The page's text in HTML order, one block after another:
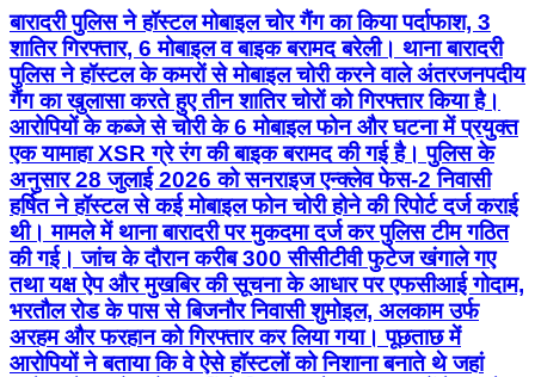
एक यामाहा XSR ग्रे रंग की बाइक बरामद की गई है। पुलिस के
अनुसार 28 जुलाई 2026 को सनराइज एन्क्लेव फेस-2 निवासी
हर्षित ने हॉस्टल से कई मोबाइल फोन चोरी होने की रिपोर्ट दर्ज कराई
थी। मामले में थाना बारादरी पर मुकदमा दर्ज कर पुलिस टीम गठित
की गई। जांच के दौरान करीब 300 सीसीटीवी फुटेज खंगाले गए
तथा यक्ष ऐप और मुखबिर की सूचना के आधार पर एफसीआई गोदाम,
भरतौल रोड के पास से बिजनौर निवासी शुमोइल, अलकाम उर्फ
अरहम और फरहान को गिरफ्तार कर लिया गया। पूछताछ में
आरोपियों ने बताया कि वे ऐसे हॉस्टलों को निशाना बनाते थे जहां
आने-जाने पर रोकटोक नहीं होती। सुबह के समय छात्रों के कमरे
खुले मिलने पर मोबाइल चोरी कर फरार हो जाते थे। गैंग बरेली के
अलावा दिल्ली, नोएडा, गाजियाबाद, चंडीगढ़ और देहरादून सहित कई
शहरों में वारदात कर चुका है। चोरी के एक IQOO 12 मोबाइल को
उन्होंने दिल्ली में राह चलते व्यक्ति को बेचने की बात भी कबूल की।